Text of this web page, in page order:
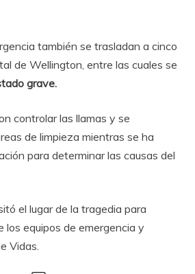
también se trasladan a cinco
de Wellington, entre las cuales se
grave.
controlar las llamas y se
de limpieza mientras se ha
para determinar las causas del
el lugar de la tragedia para
los equipos de emergencia y
Vidas.